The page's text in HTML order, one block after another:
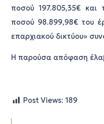
ποσού 197.805,35€ και
ποσού 98.899,98€ του
επαρχιακού δικτύου»
Η παρούσα απόφαση
Post Views: 189